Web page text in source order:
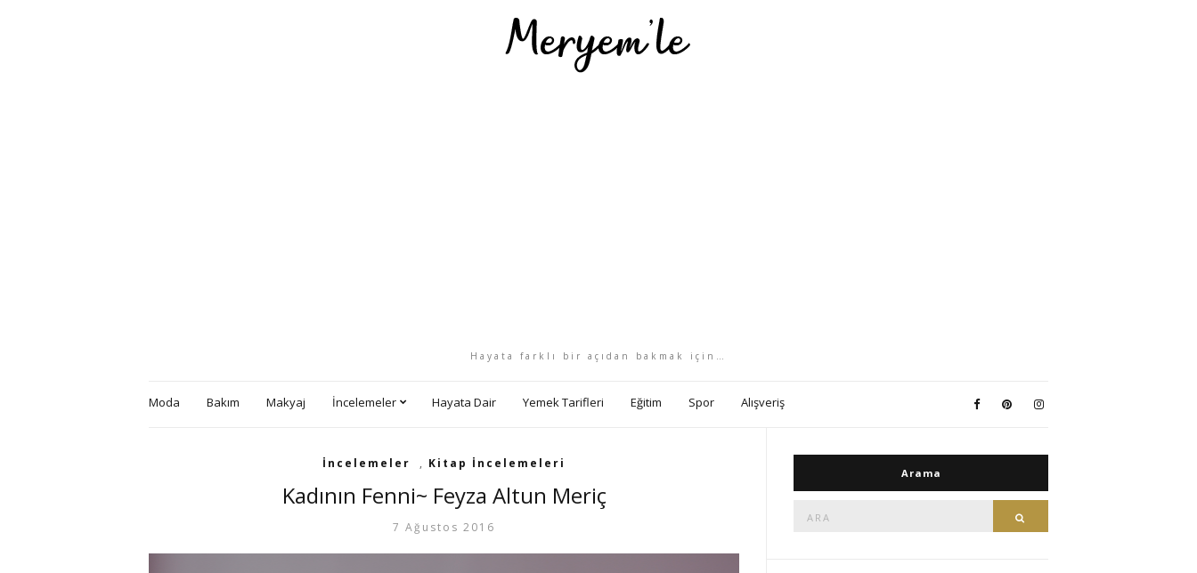
Hayata farklı bir açıdan bakmak için…
Moda Bakım Makyaj İncelemeler Hayata Dair Yemek Tarifleri Eğitim Spor Alışveriş
İncelemeler , Kitap İncelemeleri
Kadının Fenni~ Feyza Altun Meriç
7 Ağustos 2016
Arama